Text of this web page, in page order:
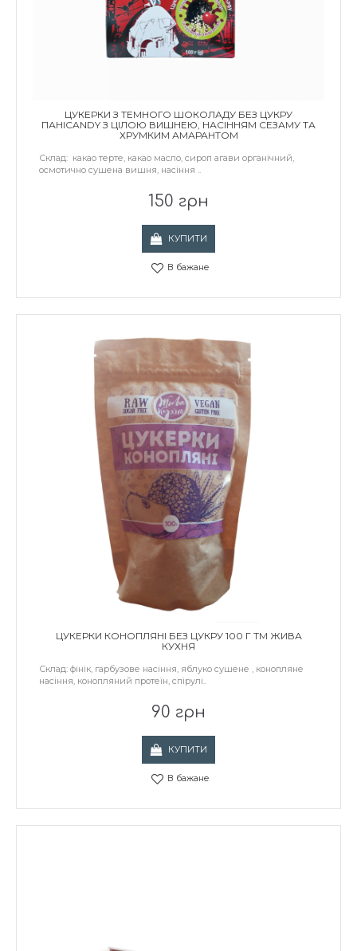
ЦУКЕРКИ З ТЕМНОГО ШОКОЛАДУ БЕЗ ЦУКРУ
ПАНІCANDY З ЦІЛОЮ ВИШНЕЮ, НАСІННЯМ СЕЗАМУ ТА
ХРУМКИМ АМАРАНТОМ
Склад: какао терте, какао масло, сироп агави органічний,
осмотично сушена вишня, насіння ..
150 грн
КУПИТИ
В бажане
ЦУКЕРКИ КОНОПЛЯНІ БЕЗ ЦУКРУ 100 Г ТМ ЖИВА
КУХНЯ
Склад: фінік, гарбузове насіння, яблуко сушене , конопляне
насіння, конопляний протеїн, спірулі..
90 грн
КУПИТИ
В бажане